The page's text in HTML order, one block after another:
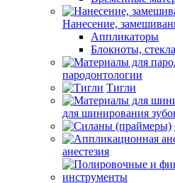
Нанесение,
Аппликаторы
Блокноты,
пародонтологии
Тигли
для шинирования
анестезия